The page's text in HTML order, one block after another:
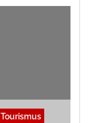
Tourismus